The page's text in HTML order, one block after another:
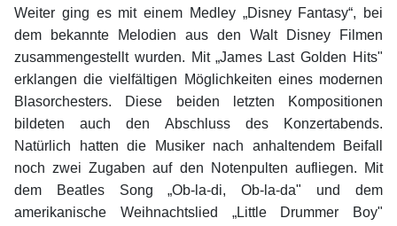
Weiter ging es mit einem Medley „Disney Fantasy“, bei
dem bekannte Melodien aus den Walt Disney Filmen
zusammengestellt wurden. Mit „James Last Golden Hits"
erklangen die vielfältigen Möglichkeiten eines modernen
Blasorchesters. Diese beiden letzten Kompositionen
bildeten auch den Abschluss des Konzertabends.
Natürlich hatten die Musiker nach anhaltendem Beifall
noch zwei Zugaben auf den Notenpulten aufliegen. Mit
dem Beatles Song „Ob-la-di, Ob-la-da" und dem
amerikanische Weihnachtslied „Little Drummer Boy"